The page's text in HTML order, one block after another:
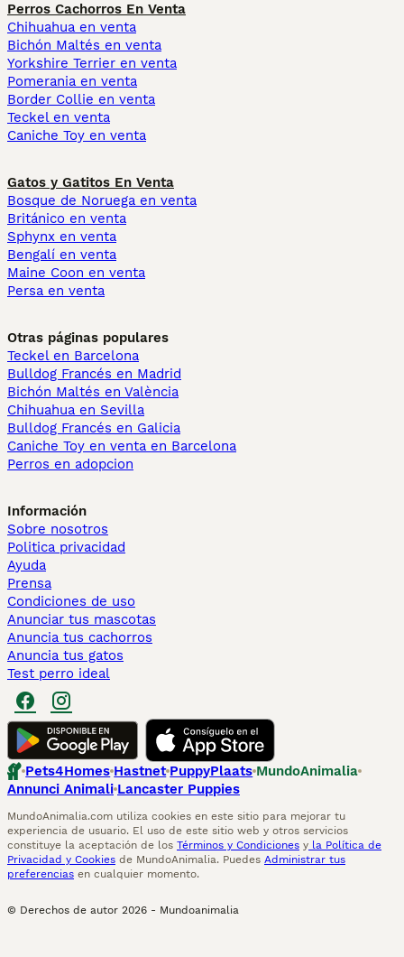
Perros Cachorros En Venta
Chihuahua en venta
Bichón Maltés en venta
Yorkshire Terrier en venta
Pomerania en venta
Border Collie en venta
Teckel en venta
Caniche Toy en venta
Gatos y Gatitos En Venta
Bosque de Noruega en venta
Británico en venta
Sphynx en venta
Bengalí en venta
Maine Coon en venta
Persa en venta
Otras páginas populares
Teckel en Barcelona
Bulldog Francés en Madrid
Bichón Maltés en València
Chihuahua en Sevilla
Bulldog Francés en Galicia
Caniche Toy en venta en Barcelona
Perros en adopcion
Información
Sobre nosotros
Politica privacidad
Ayuda
Prensa
Condiciones de uso
Anunciar tus mascotas
Anuncia tus cachorros
Anuncia tus gatos
Test perro ideal
Pets4Homes Hastnet PuppyPlaats MundoAnimalia
Annunci Animali Lancaster Puppies
MundoAnimalia.com utiliza cookies en este sitio para mejorar tu
experiencia de usuario. El uso de este sitio web y otros servicios
constituye la aceptación de los Términos y Condiciones y la Política de
Privacidad y Cookies de MundoAnimalia. Puedes Administrar tus
preferencias en cualquier momento.
© Derechos de autor 2026 - Mundoanimalia